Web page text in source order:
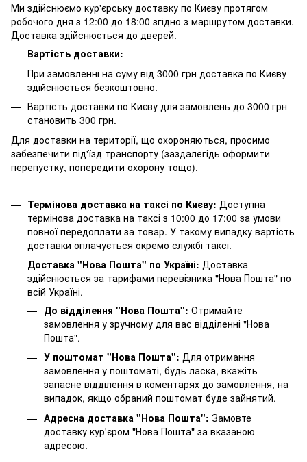
Ми здійснюємо кур'єрську доставку по Києву протягом
робочого дня з 12:00 до 18:00 згідно з маршрутом доставки.
Доставка здійснюється до дверей.
Вартість доставки:
При замовленні на суму від 3000 грн доставка по Києву
здійснюється безкоштовно.
Вартість доставки по Києву для замовлень до 3000 грн
становить 300 грн.
Для доставки на території, що охороняються, просимо
забезпечити під'їзд транспорту (заздалегідь оформити
перепустку, попередити охорону тощо).
Термінова доставка на таксі по Києву: Доступна
термінова доставка на таксі з 10:00 до 17:00 за умови
повної передоплати за товар. У такому випадку вартість
доставки оплачується окремо службі таксі.
Доставка "Нова Пошта" по Україні: Доставка
здійснюється за тарифами перевізника "Нова Пошта" по
всій Україні.
До відділення "Нова Пошта": Отримайте
замовлення у зручному для вас відділенні "Нова
Пошта".
У поштомат "Нова Пошта": Для отримання
замовлення у поштоматі, будь ласка, вкажіть
запасне відділення в коментарях до замовлення, на
випадок, якщо обраний поштомат буде зайнятий.
Адресна доставка "Нова Пошта": Замовте
доставку кур'єром "Нова Пошта" за вказаною
адресою.